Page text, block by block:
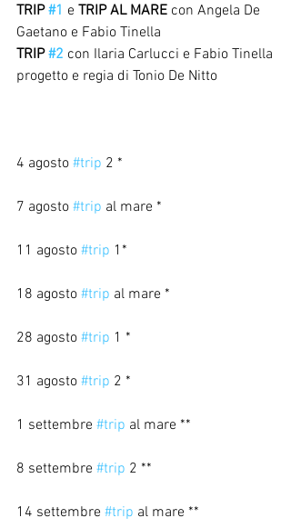
TRIP #1 e TRIP AL MARE con Angela De
Gaetano e Fabio Tinella
TRIP #2 con Ilaria Carlucci e Fabio Tinella
progetto e regia di Tonio De Nitto
4 agosto #trip 2 *
7 agosto #trip al mare *
11 agosto #trip 1*
18 agosto #trip al mare *
28 agosto #trip 1 *
31 agosto #trip 2 *
1 settembre #trip al mare **
8 settembre #trip 2 **
14 settembre #trip al mare **